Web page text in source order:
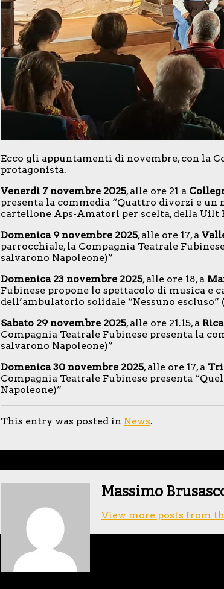
Ecco gli appuntamenti di novembre, con la
protagonista.
Venerdì 7 novembre 2025, alle ore 21 a
presenta la commedia “Quattro divorzi e
cartellone Aps-Amatori per scelta, della Uilt
Domenica 9 novembre 2025, alle ore 17, a
parrocchiale, la Compagnia Teatrale
salvarono Napoleone)”
Domenica 23 novembre 2025, alle ore 18, a
Fubinese propone lo spettacolo di musica e
dell’ambulatorio solidale “Nessuno escluso”
Sabato 29 novembre 2025, alle ore 21.15, a
Compagnia Teatrale Fubinese presenta la
salvarono Napoleone)”
Domenica 30 novembre 2025, alle ore 17, a
Compagnia Teatrale Fubinese presenta
Napoleone)”
This entry was posted in News.
Massimo
View more posts from